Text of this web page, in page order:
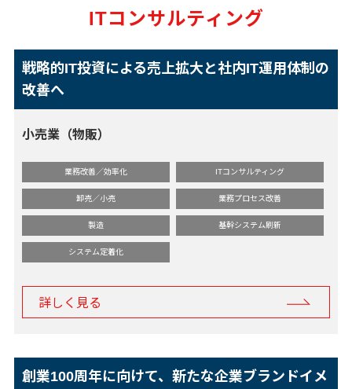
ITコンサルティング
戦略的IT投資による売上拡大と社内IT運用体制の
改善へ
小売業（物販）
業務改善／効率化 ITコンサルティング
卸売／小売 業務プロセス改善
製造 基幹システム刷新
システム定着化
詳しく見る
創業100周年に向けて、新たな企業ブランドイメ